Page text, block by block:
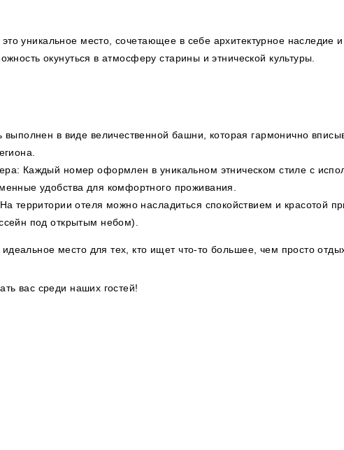
уникальное место, сочетающее в себе архитектурное
окунуться в атмосферу старины и этнической культуры.
выполнен в виде величественной башни, которая гармонично
Каждый номер оформлен в уникальном этническом стиле с
удобства для комфортного проживания.
территории отеля можно насладиться спокойствием и красотой
под открытым небом).
место для тех, кто ищет что-то большее, чем просто
вас среди наших гостей!